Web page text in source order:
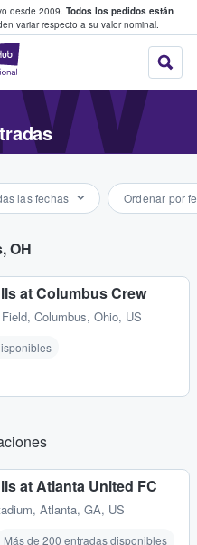
desde 2009. Todos los pedidos están
variar respecto a su valor nominal.
StubHub:
fans
las fechas Ordenar por
OH
at Columbus Crew
, Columbus, Ohio, US
at Atlanta United FC
, Atlanta, GA, US
Más de 200 entradas disponibles